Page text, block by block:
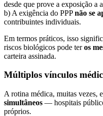
desde que prove a exposição a
b) A exigência do PPPnão se
contribuintes individuais.
Em termos práticos, isso
riscos biológicos pode teros
carteira assinada.
Múltiplos vínculos
A rotina médica, muitas vezes,
simultâneos — hospitais
próprios.